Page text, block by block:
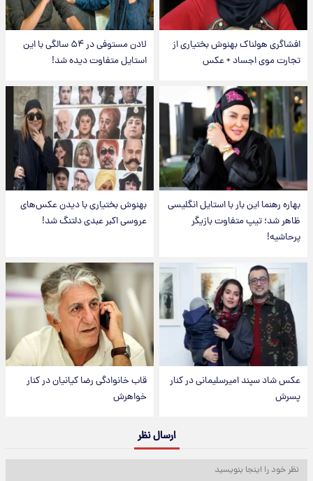
افشاگری هولناک بهنوش بختیاری از
تجارت موی اجساد + عکس
لادن مستوفی در ۵۴ سالگی با این
استایل متفاوت دیده شد!
بهاره رهنما این بار با استایل انگلیسی
ظاهر شد؛ تیپ متفاوت بازیگر
پرحاشیه!
بهنوش بختیاری با دیدن عکس‌های
عروسی اکبر عبدی دلتنگ شد!
عکس شاد سپند امیرسلیمانی در کنار
پسرش
قاب خانوادگی رضا کیانیان در کنار
خواهرش
ارسال نظر